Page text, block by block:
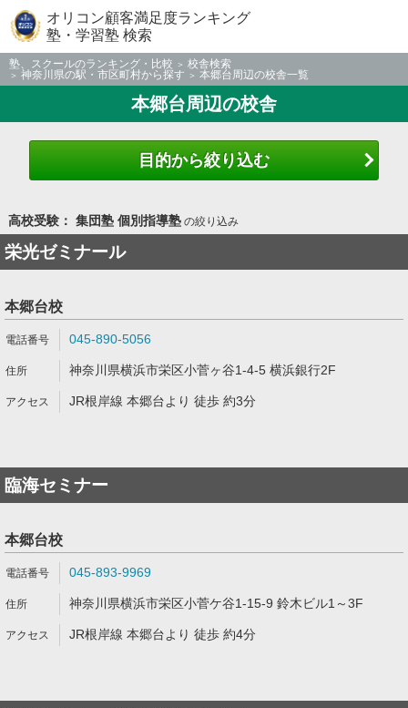
オリコン顧客満足度ランキング
塾・学習塾 検索
塾、スクールのランキング・比較
校舎検索
神奈川県の駅・市区町村から探す
本郷台周辺の校舎一覧
本郷台周辺の校舎
目的から絞り込む
高校受験： 集団塾 個別指導塾の絞り込み
栄光ゼミナール
本郷台校
045-890-5056
神奈川県横浜市栄区小菅ヶ谷1-4-5 横浜銀行2F
JR根岸線 本郷台より 徒歩 約3分
臨海セミナー
本郷台校
045-893-9969
神奈川県横浜市栄区小菅ケ谷1-15-9 鈴木ビル1～3F
JR根岸線 本郷台より 徒歩 約4分